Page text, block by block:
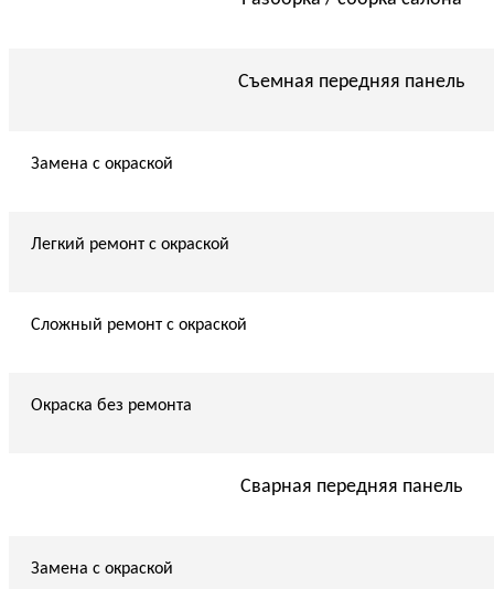
Съемная передняя панель
Замена с окраской
Легкий ремонт с окраской
Сложный ремонт с окраской
Окраска без ремонта
Сварная передняя панель
Замена с окраской